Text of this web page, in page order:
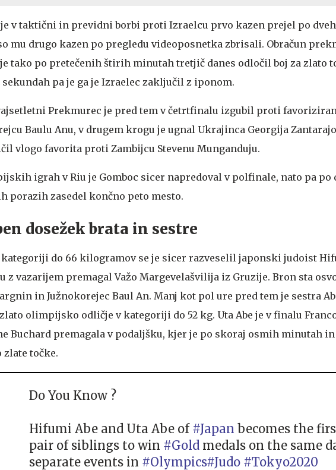
je v taktični in previdni borbi proti Izraelcu prvo kazen prejel po
mu drugo kazen po pregledu videoposnetka zbrisali. Obračun
tako po pretečenih štirih minutah tretjič danes odločil boj za zlato
sekundah pa je ga je Izraelec zaključil z iponom.
Prekmurec je pred tem v četrtfinalu izgubil proti
Baulu Anu, v drugem krogu je ugnal Ukrajinca Georgija
vlogo favorita proti Zambijcu Stevenu Munganduju.
igrah v Riu je Gomboc sicer napredoval v polfinale, nato pa po
porazih zasedel končno peto mesto.
dosežek brata in sestre
kategoriji do 66 kilogramov se je sicer razveselil japonski judoist
z vazarijem premagal Važo Margevelašvilija iz Gruzije. Bron sta
in Južnokorejec Baul An. Manj kot pol ure pred tem je sestra
olimpijsko odličje v kategoriji do 52 kg. Uta Abe je v finalu
Buchard premagala v podaljšku, kjer je po skoraj osmih minutah
zlate točke.
Do You Know ?
Hifumi Abe and Uta Abe of #Japan becomes the
pair of siblings to win #Gold medals on the same
separate events in #Olympics#Judo #Tokyo2020